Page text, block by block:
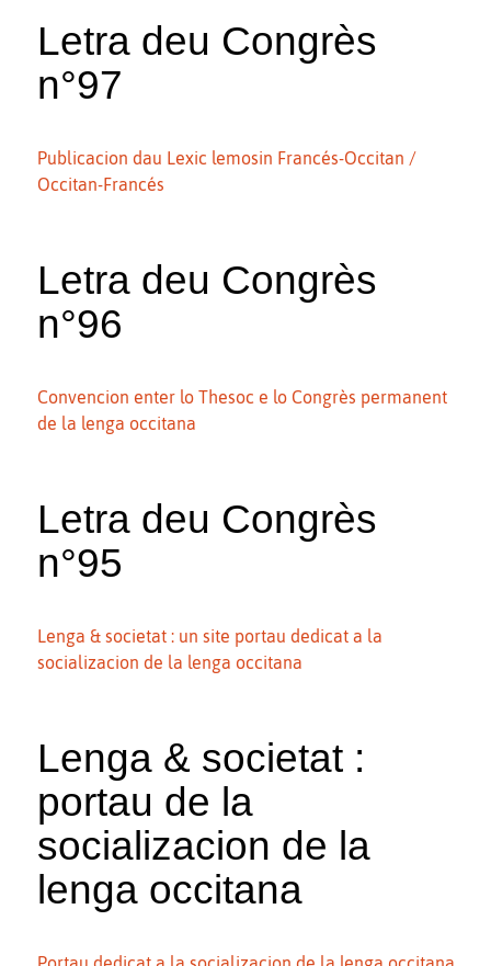
Letra deu Congrès
n°97
Publicacion dau Lexic lemosin Francés-Occitan /
Occitan-Francés
Letra deu Congrès
n°96
Convencion enter lo Thesoc e lo Congrès permanent
de la lenga occitana
Letra deu Congrès
n°95
Lenga & societat : un site portau dedicat a la
socializacion de la lenga occitana
Lenga & societat :
portau de la
socializacion de la
lenga occitana